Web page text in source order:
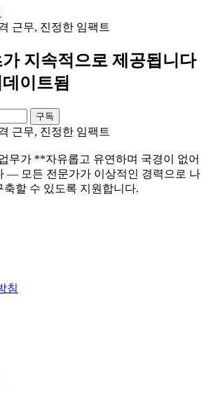
지속적으로 제공됩니다
이트됨
구독
무가 **자유롭고 유연하며 국경이 없어
— 모든 전문가가 이상적인 경력으로 나
할 수 있도록 지원합니다.
침